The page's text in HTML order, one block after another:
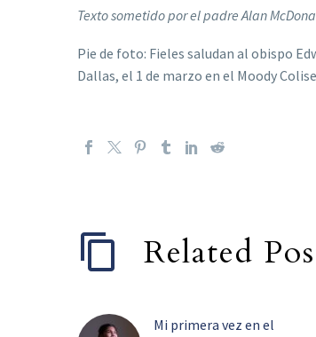
Texto sometido por el padre Alan
Pie de foto: Fieles saludan al obispo
Dallas, el 1 de marzo en el Moody
Related
Mi primera vez en el